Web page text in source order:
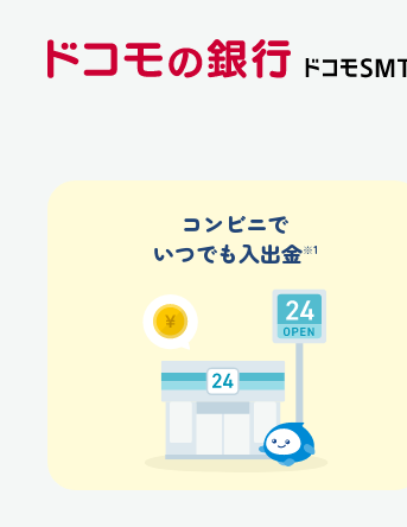
コンビニで
いつでも入出金※1